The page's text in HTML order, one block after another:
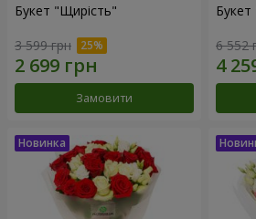
Букет "Щирість"
3 599 грн
Замовити
6 552